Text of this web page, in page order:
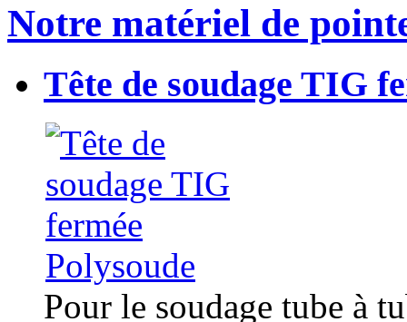
Notre matériel de
Tête de soudage TIG
Pour le soudage tube à